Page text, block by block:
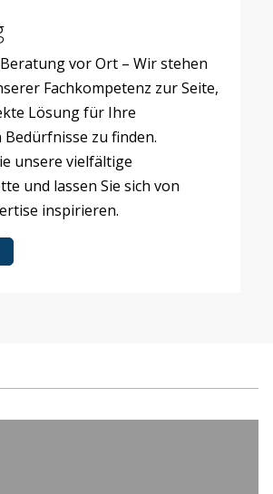
vor Ort – Wir stehen
Fachkompetenz zur Seite,
Lösung für Ihre
Bedürfnisse zu finden.
unsere vielfältige
und lassen Sie sich von
inspirieren.